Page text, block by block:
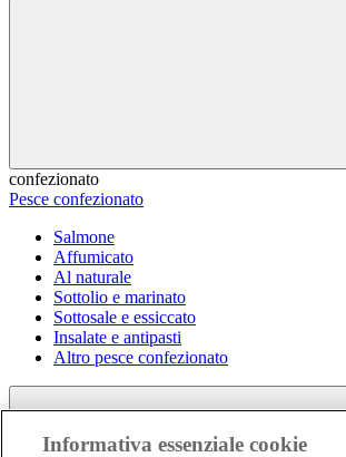
confezionato
Pesce confezionato
Salmone
Affumicato
Al naturale
Sottolio e marinato
Sottosale e essiccato
Insalate e antipasti
Altro pesce confezionato
Informativa essenziale cookie